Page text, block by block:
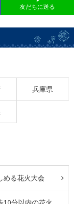
友だちに送る
兵庫県
める花火大会